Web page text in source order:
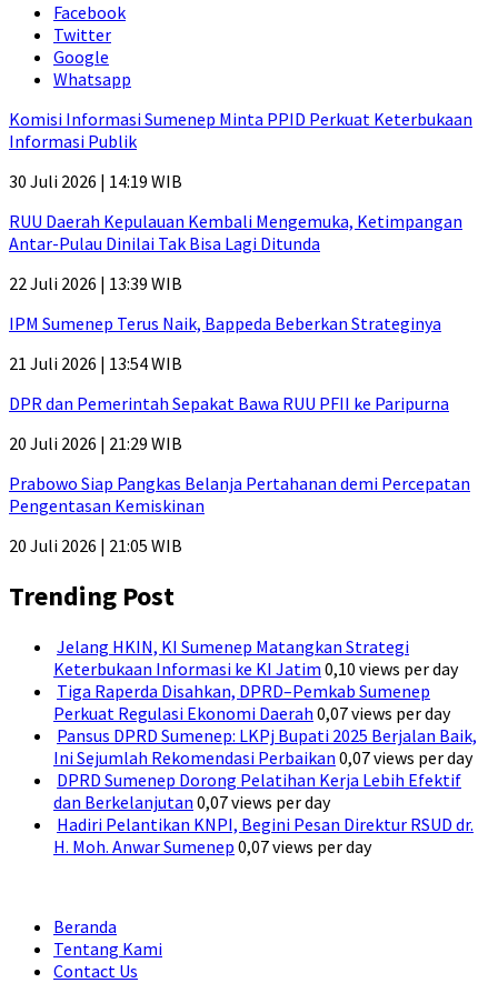
Facebook
Twitter
Google
Whatsapp
Komisi Informasi Sumenep Minta PPID Perkuat Keterbukaan
Informasi Publik
30 Juli 2026 | 14:19 WIB
RUU Daerah Kepulauan Kembali Mengemuka, Ketimpangan
Antar-Pulau Dinilai Tak Bisa Lagi Ditunda
22 Juli 2026 | 13:39 WIB
IPM Sumenep Terus Naik, Bappeda Beberkan Strateginya
21 Juli 2026 | 13:54 WIB
DPR dan Pemerintah Sepakat Bawa RUU PFII ke Paripurna
20 Juli 2026 | 21:29 WIB
Prabowo Siap Pangkas Belanja Pertahanan demi Percepatan
Pengentasan Kemiskinan
20 Juli 2026 | 21:05 WIB
Trending Post
Jelang HKIN, KI Sumenep Matangkan Strategi
Keterbukaan Informasi ke KI Jatim 0,10 views per day
Tiga Raperda Disahkan, DPRD–Pemkab Sumenep
Perkuat Regulasi Ekonomi Daerah 0,07 views per day
Pansus DPRD Sumenep: LKPj Bupati 2025 Berjalan Baik,
Ini Sejumlah Rekomendasi Perbaikan 0,07 views per day
DPRD Sumenep Dorong Pelatihan Kerja Lebih Efektif
dan Berkelanjutan 0,07 views per day
Hadiri Pelantikan KNPI, Begini Pesan Direktur RSUD dr.
H. Moh. Anwar Sumenep 0,07 views per day
Beranda
Tentang Kami
Contact Us